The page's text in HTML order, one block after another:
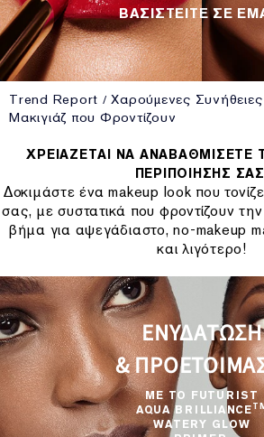
ΒΑΣΙΣΤΕΙΤΕ ΣΕ
Trend Report Χαρούμενες Συνήθειες
Μακιγιάζ που Φροντίζουν
ΧΡΕΙΑΖΕΤΑΙ ΝΑ
ΠΕΡΙΠΟΙΗΣΗΣ
Δοκιμάστε ένα makeup look που
σας, με συστατικά που φροντίζουν
βήμα για αψεγάδιαστο, no-makeup
και λιγότερο!
ΕΝΥΔΑΤΩΣΗ
&
ΜΕ ΤΟ FUTURIST
AQUA BRILLIANCE
WATERY GLOW